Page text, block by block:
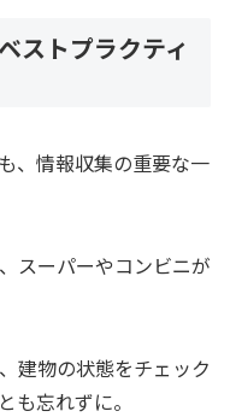
ストプラクティ
、情報収集の重要な一
スーパーやコンビニが
建物の状態をチェック
も忘れずに。